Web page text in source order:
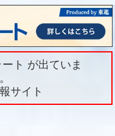
ト が出ていま
サイト